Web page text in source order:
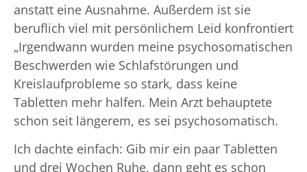
anstatt eine Ausnahme. Außerdem ist sie
beruflich viel mit persönlichem Leid konfrontiert
„Irgendwann wurden meine psychosomatischen
Beschwerden wie Schlafstörungen und
Kreislaufprobleme so stark, dass keine
Tabletten mehr halfen. Mein Arzt behauptete
schon seit längerem, es sei psychosomatisch.
Ich dachte einfach: Gib mir ein paar Tabletten
und drei Wochen Ruhe, dann geht es schon